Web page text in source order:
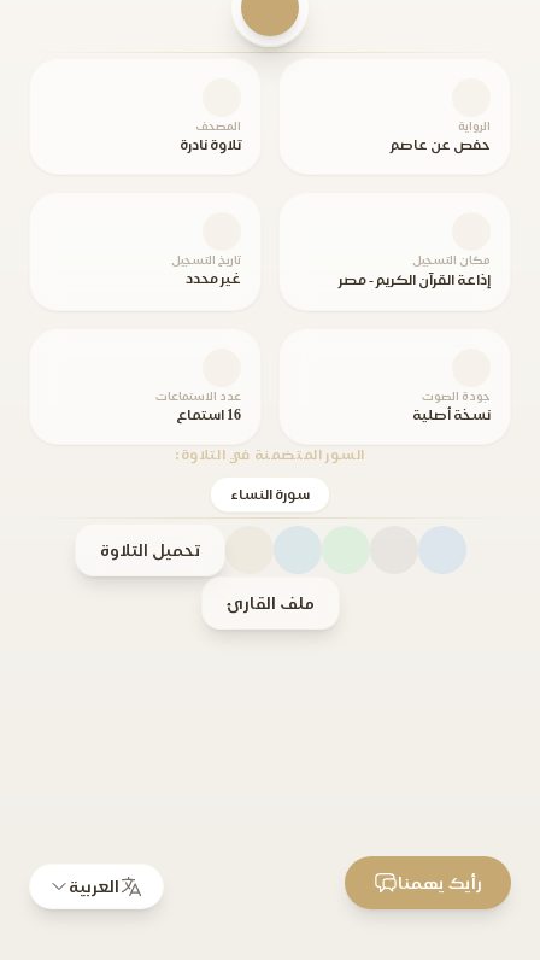
الرواية
حفص عن عاصم
المصحف
تلاوة نادرة
مكان التسجيل
إذاعة القرآن الكريم - مصر
تاريخ التسجيل
غير محدد
جودة الصوت
نسخة أصلية
عدد الاستماعات
16 استماع
السور المتضمنة في التلاوة:
سورة النساء
تحميل التلاوة
ملف القارئ
العربية رأيك يهمنا